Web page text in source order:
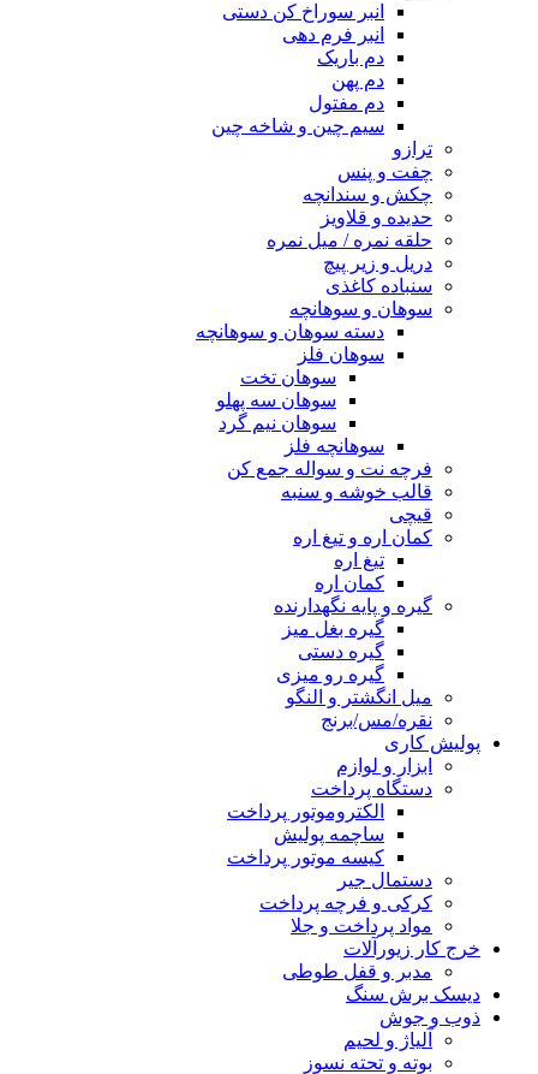
انبر سوراخ کن دستی
انبر فرم دهی
دم باریک
دم پهن
دم مفتول
سیم چین و شاخه چین
ترازو
چفت و پنس
چکش و سندانچه
حدیده و قلاویز
حلقه نمره / میل نمره
دریل و زیر پیچ
سنباده کاغذی
سوهان و سوهانچه
دسته سوهان و سوهانچه
سوهان فلز
سوهان تخت
سوهان سه پهلو
سوهان نیم گرد
سوهانچه فلز
فرچه نت و سواله جمع کن
قالب خوشه و سنبه
قیچی
کمان اره و تیغ اره
تیغ اره
کمان اره
گیره و پایه نگهدارنده
گیره بغل میز
گیره دستی
گیره رو میزی
میل انگشتر و النگو
نقره/مس/برنج
پولیش کاری
ابزار و لوازم
دستگاه پرداخت
الکتروموتور پرداخت
ساچمه پولیش
کیسه موتور پرداخت
دستمال جیر
کرکی و فرچه پرداخت
مواد پرداخت و جلا
خرج کار زیورآلات
مدبر و قفل طوطی
دیسک برش سنگ
ذوب و جوش
آلیاژ و لحیم
بوته و تحته نسوز